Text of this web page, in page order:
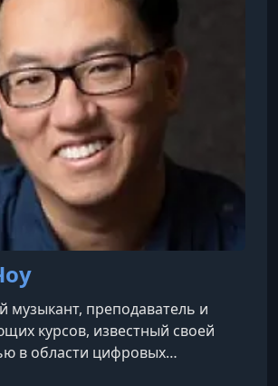
музыкант, преподаватель и
курсов, известный своей
в области цифровых
образования.​